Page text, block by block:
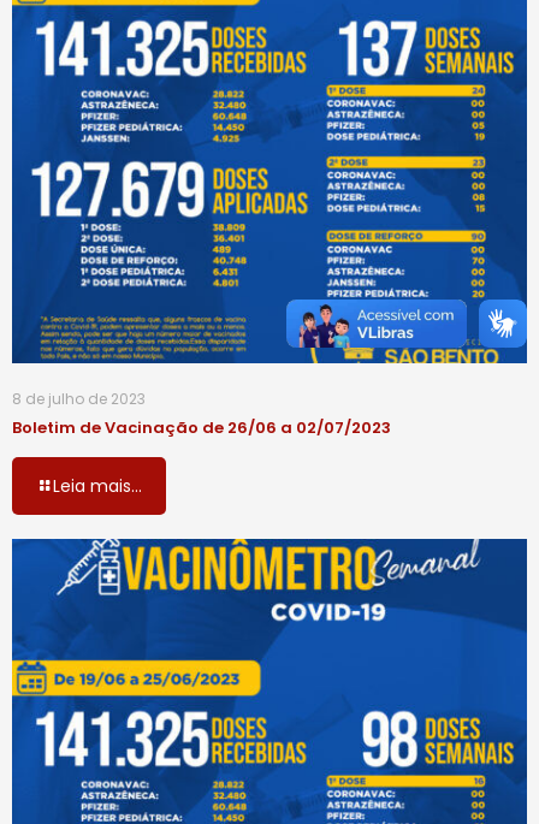
8 de julho de 2023
Boletim de Vacinação de 26/06 a 02/07/2023
Leia mais...